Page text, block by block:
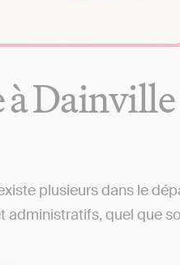
Dainville
plusieurs dans le
administratifs, quel que